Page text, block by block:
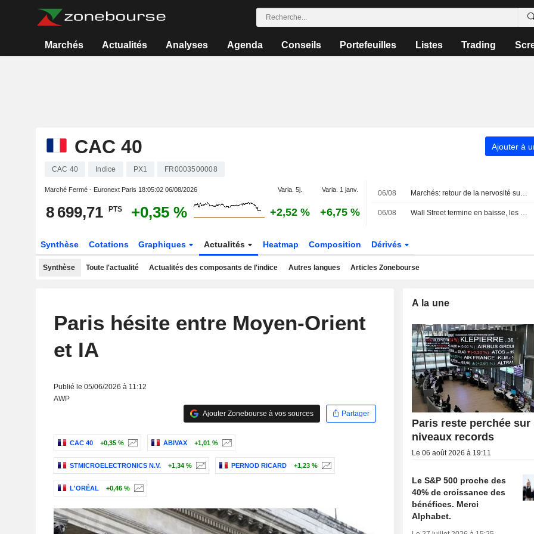
Marchés Actualités Analyses Agenda Conseils Portefeuilles Listes Trading
CAC 40 Ajouter à
CAC 40 Indice PX1 FR0003500008
Marché Fermé - Euronext Paris 18:05:02 06/08/2026 Varia. 5j. Varia. 1 janv.
8 699,71 PTS +0,35 % +2,52 % +6,75 %
06/08 Marchés: retour de la nervosité sur le Moyen-Orient, records en Europe
06/08 Wall Street termine en baisse, les incertitudes au Moyen-Orient inquiètent
Synthèse Cotations Graphiques Actualités Heatmap Composition Dérivés
Synthèse Toute l'actualité Actualités des composants de l'indice Autres langues Articles Zonebourse
Paris hésite entre Moyen-Orient
et IA
Publié le 05/06/2026 à 11:12
AWP
Ajouter Zonebourse à vos sources
Partager
CAC 40 +0,35 % ABIVAX +1,01 %
STMICROELECTRONICS N.V. +1,34 % PERNOD RICARD +1,23 %
L'ORÉAL +0,46 %
A la une
Paris reste perchée sur
niveaux records
Le 06 août 2026 à 19:11
Le S&P 500 proche des
40% de croissance des
bénéfices. Merci
Alphabet.